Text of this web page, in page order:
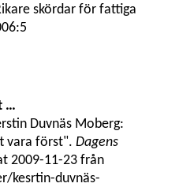
skördar för fattiga
…
Duvnäs Moberg:
vara först". Dagens
2009-11-23 från
kesrtin-duvnäs-